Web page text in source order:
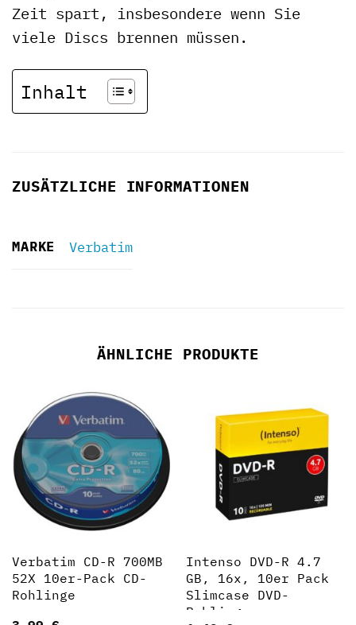
Zeit spart, insbesondere wenn Sie
viele Discs brennen müssen.
Inhalt
ZUSÄTZLICHE INFORMATIONEN
MARKE Verbatim
ÄHNLICHE PRODUKTE
Verbatim CD-R 700MB
52X 10er-Pack CD-
Rohlinge
Intenso DVD-R 4.7
GB, 16x, 10er Pack
Slimcase DVD-
Rohlinge